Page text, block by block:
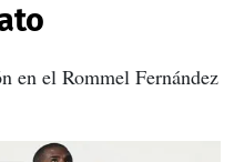
en el Rommel Fernández